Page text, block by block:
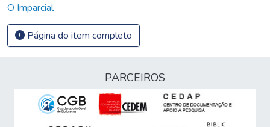
O Imparcial
Página do item completo
PARCEIROS